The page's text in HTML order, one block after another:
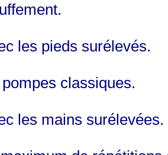
les pieds surélevés.
classiques.
les mains surélevées.